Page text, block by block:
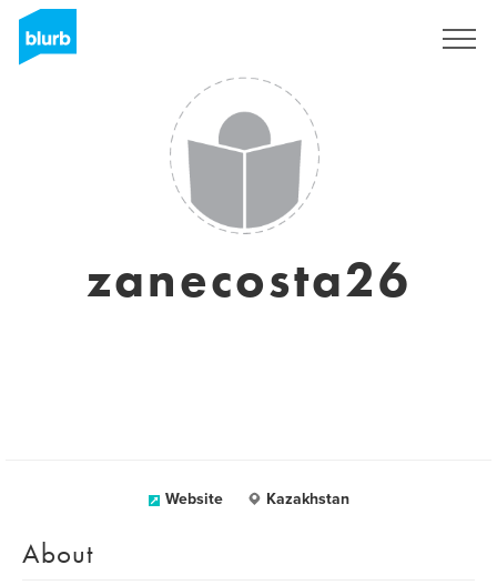
zanecosta26
Website Kazakhstan
About